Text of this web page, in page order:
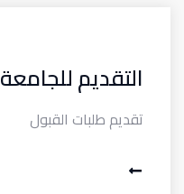
التقديم للجامعة
تقديم طلبات القبول